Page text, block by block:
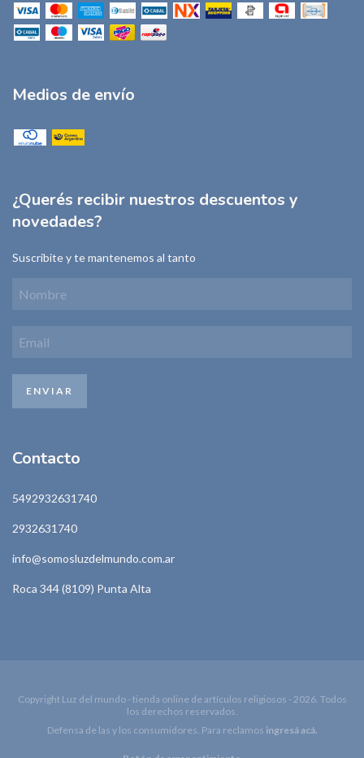
Medios de envío
¿Querés recibir nuestros descuentos y
novedades?
Suscribite y te mantenemos al tanto
Contacto
5492932631740
2932631740
info@somosluzdelmundo.com.ar
Roca 344 (8109) Punta Alta
Copyright Luz del mundo - tienda online de artículos religiosos - 2026. Todos
los derechos reservados.
Defensa de las y los consumidores. Para reclamos ingresá acá.